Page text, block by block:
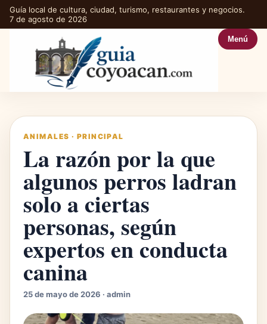
Guía local de cultura, ciudad, turismo, restaurantes y negocios.
7 de agosto de 2026
Menú
ANIMALES · PRINCIPAL
La razón por la que
algunos perros ladran
solo a ciertas
personas, según
expertos en conducta
canina
25 de mayo de 2026 · admin